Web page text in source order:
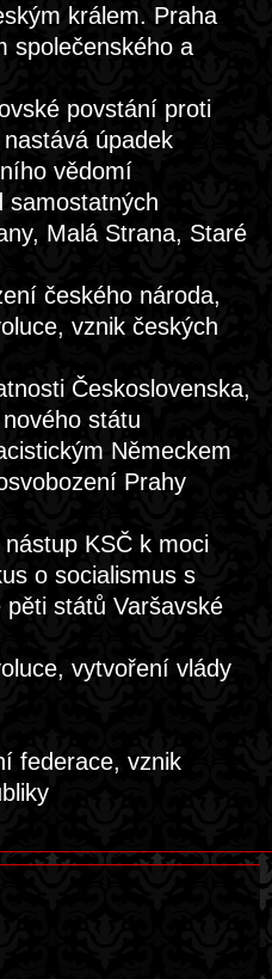
králem. Praha
společenského a
povstání proti
úpadek
vědomí
samostatných
Malá Strana, Staré
českého národa,
vznik českých
Československa,
státu
Německem
Prahy
KSČ k moci
o socialismus s
pěti států Varšavské
vytvoření vlády
federace, vznik